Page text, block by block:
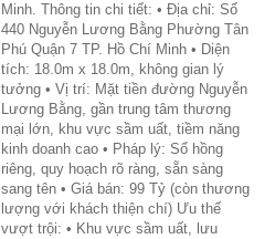
Minh. Thông tin chi tiết: • Địa chỉ: Số
440 Nguyễn Lương Bằng Phường Tân
Phú Quận 7 TP. Hồ Chí Minh • Diện
tích: 18.0m x 18.0m, không gian lý
tưởng • Vị trí: Mặt tiền đường Nguyễn
Lương Bằng, gần trung tâm thương
mại lớn, khu vực sầm uất, tiềm năng
kinh doanh cao • Pháp lý: Sổ hồng
riêng, quy hoạch rõ ràng, sẵn sàng
sang tên • Giá bán: 99 Tỷ (còn thương
lượng với khách thiện chí) Ưu thế
vượt trội: • Khu vực sầm uất, lưu